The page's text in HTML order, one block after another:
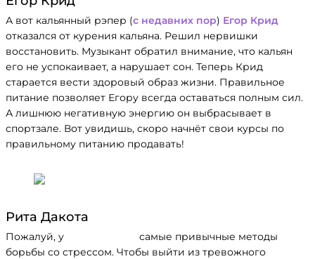
А вот кальянный рэпер (с недавних пор) Егор Крид
отказался от курения кальяна. Решил нервишки
восстановить. Музыкант обратил внимание, что кальян
его не успокаивает, а нарушает сон. Теперь Крид
старается вести здоровый образ жизни. Правильное
питание позволяет Егору всегда оставаться полным сил.
А лишнюю негативную энергию он выбрасывает в
спортзале. Вот увидишь, скоро начнёт свои курсы по
правильному питанию продавать!
Рита Дакота
Пожалуй, у
самые привычные методы
борьбы со стрессом. Чтобы выйти из тревожного